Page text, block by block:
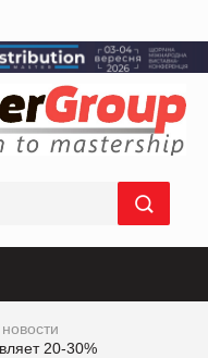
20-30%